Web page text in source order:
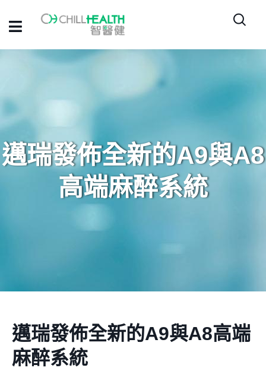
邁瑞發佈全新的A9與A8
高端麻醉系統
邁瑞發佈全新的A9與A8高端
麻醉系統